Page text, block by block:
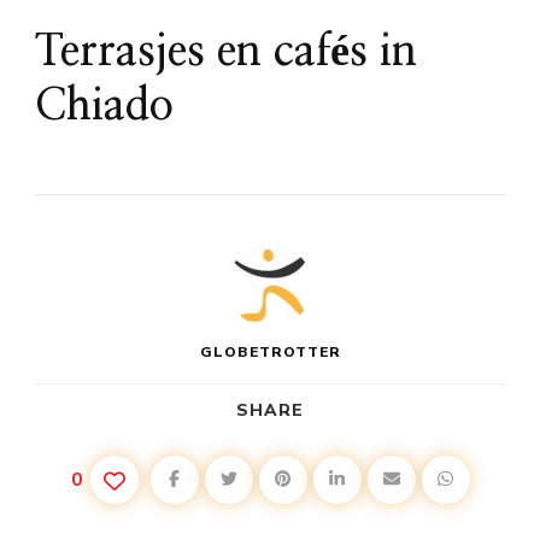
Terrasjes en cafés in
Chiado
GLOBETROTTER
SHARE
0